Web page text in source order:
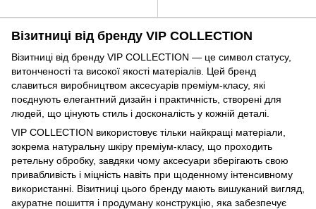
Візитниці від бренду VIP COLLECTION
Візитниці від бренду VIP COLLECTION — це символ статусу,
витонченості та високої якості матеріалів. Цей бренд
славиться виробництвом аксесуарів преміум-класу, які
поєднують елегантний дизайн і практичність, створені для
людей, що цінують стиль і досконалість у кожній деталі.
VIP COLLECTION використовує тільки найкращі матеріали,
зокрема натуральну шкіру преміум-класу, що проходить
ретельну обробку, завдяки чому аксесуари зберігають свою
привабливість і міцність навіть при щоденному інтенсивному
використанні. Візитниці цього бренду мають вишуканий вигляд,
акуратне пошиття і продуману конструкцію, яка забезпечує